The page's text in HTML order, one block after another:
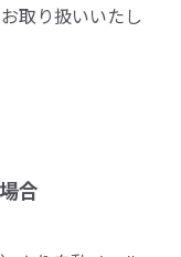
取り扱いいたし
合